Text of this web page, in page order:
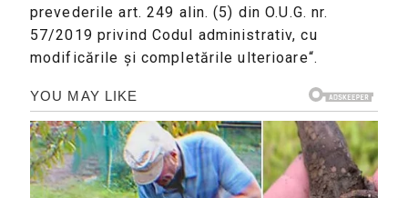
prevederile art. 249 alin. (5) din O.U.G. nr.
57/2019 privind Codul administrativ, cu
modificările și completările ulterioare“.